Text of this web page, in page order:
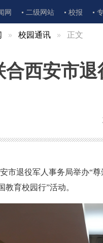
网 二级网站 校报
校园通讯 正文
西安市
市退役军人事务局举办“
教育校园行”活动。